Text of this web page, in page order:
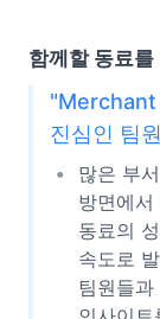
함께할 동료를
"Merchant
진심인 팀
많은 부
방면에
동료의
속도로
팀원들